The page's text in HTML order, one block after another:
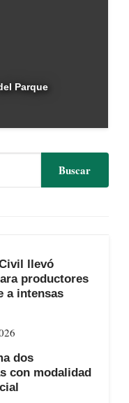
Parque
llevó
productores
a intensas
dos
con modalidad